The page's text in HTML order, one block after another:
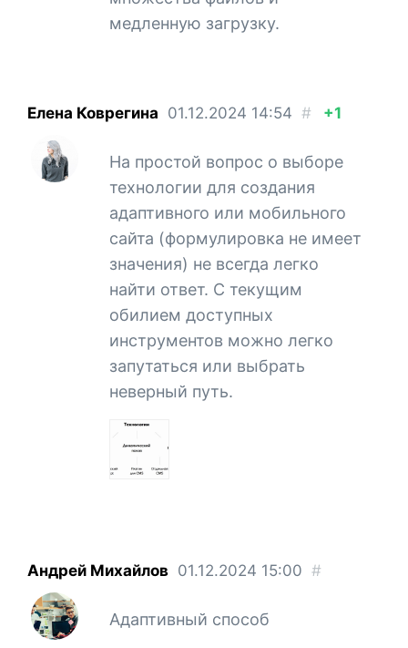
медленную загрузку.
Елена Коврегина 01.12.2024 14:54 # +1
На простой вопрос о выборе
технологии для создания
адаптивного или мобильного
сайта (формулировка не имеет
значения) не всегда легко
найти ответ. С текущим
обилием доступных
инструментов можно легко
запутаться или выбрать
неверный путь.
Андрей Михайлов 01.12.2024 15:00 #
Адаптивный способ